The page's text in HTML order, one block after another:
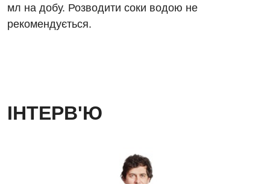
Проктологія
Терапевтичне відділення
Травматологічне відділення
мл на добу. Розводити соки водою не
рекомендується.
ІНТЕРВ'Ю